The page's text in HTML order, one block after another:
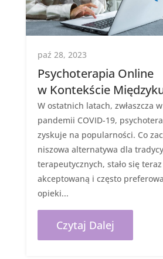
Psychoterapia Online
w Kontekście
paź 28, 2023
W ostatnich latach, zwłaszcza
pandemii COVID-19,
zyskuje na popularności. Co
niszowa alternatywa dla
terapeutycznych, stało się
akceptowaną i często
opieki...
Czytaj Dalej